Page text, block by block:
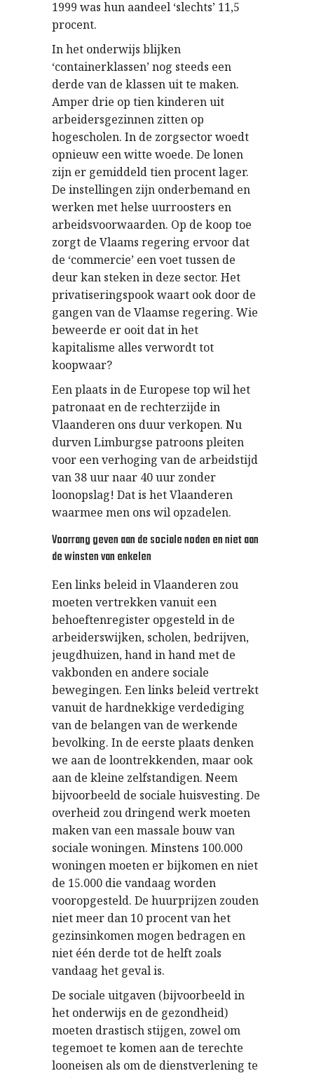
1999 was hun aandeel ‘slechts’ 11,5
procent.
In het onderwijs blijken
‘containerklassen’ nog steeds een
derde van de klassen uit te maken.
Amper drie op tien kinderen uit
arbeidersgezinnen zitten op
hogescholen. In de zorgsector woedt
opnieuw een witte woede. De lonen
zijn er gemiddeld tien procent lager.
De instellingen zijn onderbemand en
werken met helse uurroosters en
arbeidsvoorwaarden. Op de koop toe
zorgt de Vlaams regering ervoor dat
de ‘commercie’ een voet tussen de
deur kan steken in deze sector. Het
privatiseringspook waart ook door de
gangen van de Vlaamse regering. Wie
beweerde er ooit dat in het
kapitalisme alles verwordt tot
koopwaar?
Een plaats in de Europese top wil het
patronaat en de rechterzijde in
Vlaanderen ons duur verkopen. Nu
durven Limburgse patroons pleiten
voor een verhoging van de arbeidstijd
van 38 uur naar 40 uur zonder
loonopslag! Dat is het Vlaanderen
waarmee men ons wil opzadelen.
Voorrang geven aan de sociale noden en niet aan
de winsten van enkelen
Een links beleid in Vlaanderen zou
moeten vertrekken vanuit een
behoeftenregister opgesteld in de
arbeiderswijken, scholen, bedrijven,
jeugdhuizen, hand in hand met de
vakbonden en andere sociale
bewegingen. Een links beleid vertrekt
vanuit de hardnekkige verdediging
van de belangen van de werkende
bevolking. In de eerste plaats denken
we aan de loontrekkenden, maar ook
aan de kleine zelfstandigen. Neem
bijvoorbeeld de sociale huisvesting. De
overheid zou dringend werk moeten
maken van een massale bouw van
sociale woningen. Minstens 100.000
woningen moeten er bijkomen en niet
de 15.000 die vandaag worden
vooropgesteld. De huurprijzen zouden
niet meer dan 10 procent van het
gezinsinkomen mogen bedragen en
niet één derde tot de helft zoals
vandaag het geval is.
De sociale uitgaven (bijvoorbeeld in
het onderwijs en de gezondheid)
moeten drastisch stijgen, zowel om
tegemoet te komen aan de terechte
looneisen als om de dienstverlening te